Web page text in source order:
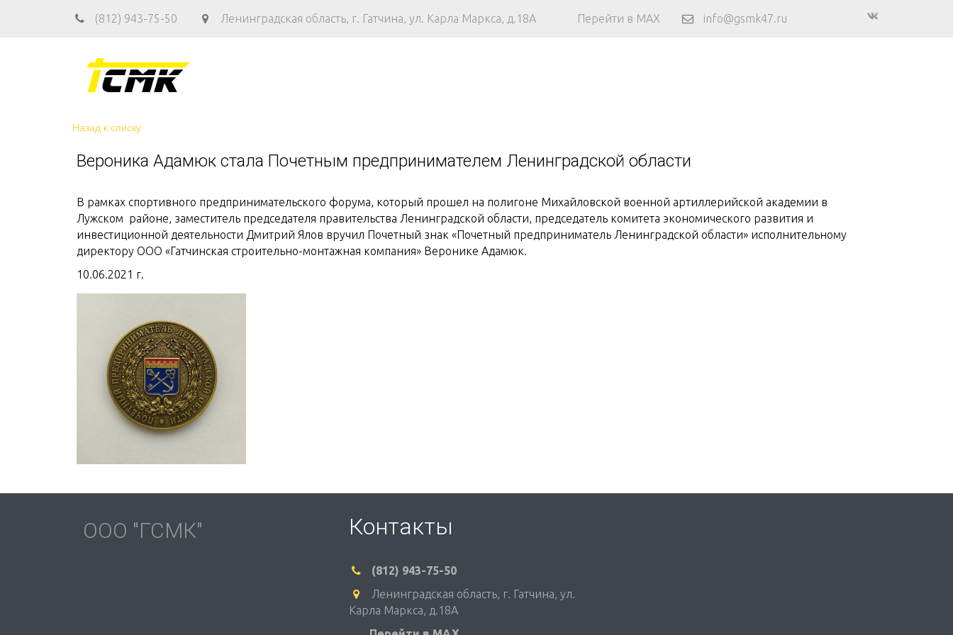
(812) 943-75-50 Ленинградская область, г. Гатчина, ул. Карла Маркса, д.18А Перейти в MAX info@gsmk47.ru
Назад к списку
Вероника Адамюк стала Почетным предпринимателем Ленинградской области
В рамках спортивного предпринимательского форума, который прошел на полигоне Михайловской военной артиллерийской академии в
Лужском районе, заместитель председателя правительства Ленинградской области, председатель комитета экономического развития и
инвестиционной деятельности Дмитрий Ялов вручил Почетный знак «Почетный предприниматель Ленинградской области» исполнительному
директору ООО «Гатчинская строительно-монтажная компания» Веронике Адамюк.
10.06.2021 г.
OOO "ГСМК" Контакты
(812) 943-75-50
Ленинградская область, г. Гатчина, ул.
Карла Маркса, д.18А